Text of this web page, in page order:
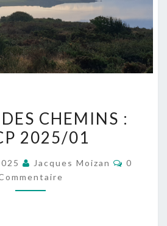
DES
CHEMINS
ASCP
2025/01
CHEMINS :
2025/01
Jacques Moizan
0